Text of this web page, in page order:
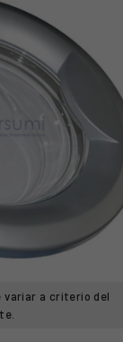
variar a criterio del